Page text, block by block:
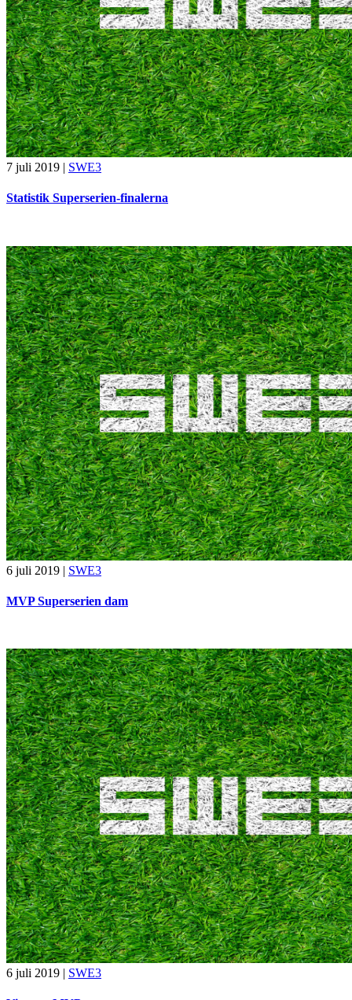
7 juli 2019 | SWE3
Statistik Superserien-finalerna
6 juli 2019 | SWE3
MVP Superserien dam
6 juli 2019 | SWE3